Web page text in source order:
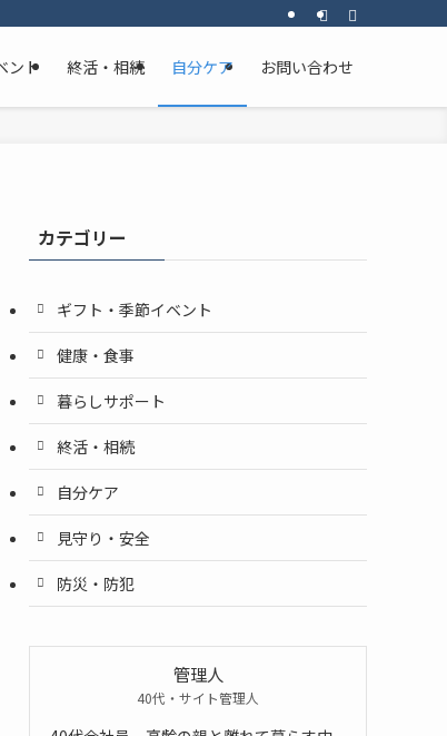
ント 終活・相続 自分ケア お問い合わせ
カテゴリー
ギフト・季節イベント
健康・食事
暮らしサポート
終活・相続
自分ケア
見守り・安全
防災・防犯
管理人
40代・サイト管理人